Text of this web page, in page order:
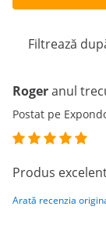
Filtrează
Rogeranul
Postat pe
Produs
Arată recenzia